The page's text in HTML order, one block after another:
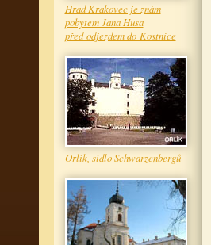
Hrad Krakovec je znám
pobytem Jana Husa
před odjezdem do Kostnice
Orlík, sídlo Schwarzenbergů